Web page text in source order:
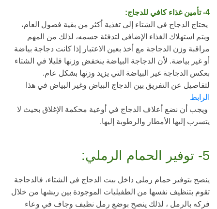
4- تأمين غذاء كافي للدجاج:
يحتاج الدجاج في الشتاء إلى تغذية أكثر من بقية فصول العام،
ويتم استهلاك الغذاء الإضافي لتدفئة جسمه، لذلك من المهم
مراقبة وزن الدجاجة مع أخذ بعين الاعتبار إذا كانت دجاجة بياضة
أو غير بياضة. لأن الدجاجة البياضة ينخفض وزنها قليلا في الشتاء
بعكس الدجاجة غير البياضة التي يزيد وزنها بشكل عام.
لتفاصيل عن التفريق بين الدجاج البياض وغير البياض في هذا
الرابط
ويجب أن نضع أعلاف الدجاج في أوعية محكمة الإغلاق بحيث لا
يتسرب إليها الأمطار والرطوبة إليها.
5- توفير الحمام الرملي:
ينصح بتوفير حمام رملي داخل بيت الدجاج في الشتاء، فالدجاجة
تقوم بتنظيف نفسها من الطفيليات الموجودة بين ريشها من خلال
فركه بالرمل ، لذلك ينصح بوضع رمل نظيف وجاف في وعاء